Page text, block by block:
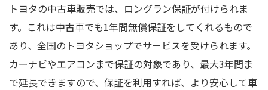
トヨタの中古車販売では、ロングラン保証が付けられま
す。これは中古車でも1年間無償保証をしてくれるもので
あり、全国のトヨタショップでサービスを受けられます。
カーナビやエアコンまで保証の対象であり、最大3年間ま
で延長できますので、保証を利用すれば、より安心して車